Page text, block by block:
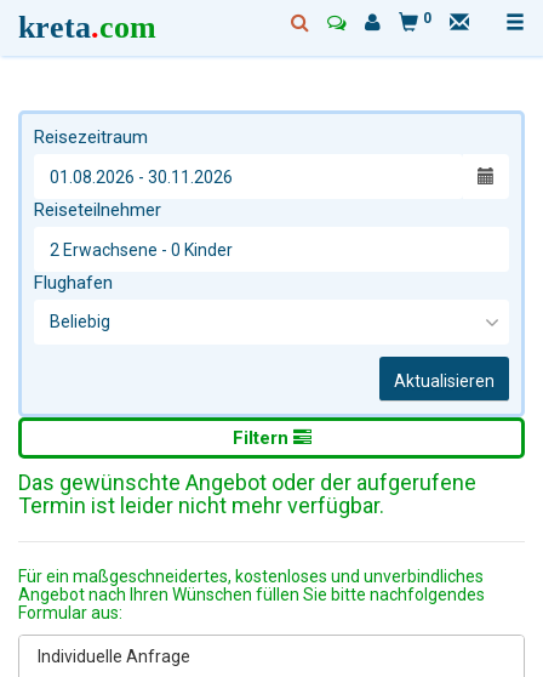
kreta.com 0
Reisezeitraum
Reiseteilnehmer
Flughafen
Aktualisieren
Filtern
Das gewünschte Angebot oder der aufgerufene
Termin ist leider nicht mehr verfügbar.
Für ein maßgeschneidertes, kostenloses und unverbindliches
Angebot nach Ihren Wünschen füllen Sie bitte nachfolgendes
Formular aus:
Individuelle Anfrage